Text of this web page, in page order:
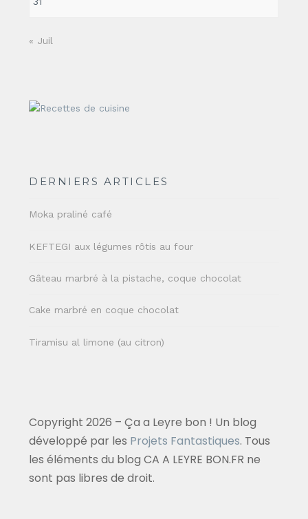
« Juil
DERNIERS ARTICLES
Moka praliné café
KEFTEGI aux légumes rôtis au four
Gâteau marbré à la pistache, coque chocolat
Cake marbré en coque chocolat
Tiramisu al limone (au citron)
Copyright 2026 – Ça a Leyre bon ! Un blog
développé par les Projets Fantastiques. Tous
les éléments du blog CA A LEYRE BON.FR ne
sont pas libres de droit.